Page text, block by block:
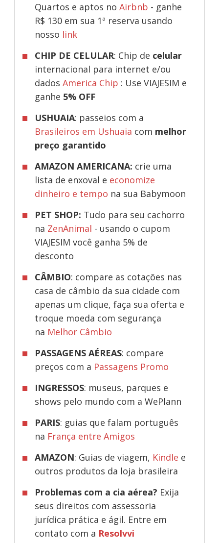
Quartos e aptos noAirbnb - ganhe
R$ 130 em sua 1ª reserva usando
nosso link
CHIP DE CELULAR: Chip de celular
internacional para internet e/ou
dadosAmerica Chip : Use VIAJESIM e
ganhe 5% OFF
USHUAIA: passeios com a
Brasileiros em Ushuaia com melhor
preço garantido
AMAZON AMERICANA: crie uma
lista de enxoval e economize
dinheiro e tempo na sua Babymoon
PET SHOP: Tudo para seu cachorro
na ZenAnimal - usando o cupom
VIAJESIM você ganha 5% de
desconto
CÂMBIO: compare as cotações nas
casa de câmbio da sua cidade com
apenas um clique, faça sua oferta e
troque moeda com segurança
na Melhor Câmbio
PASSAGENS AÉREAS: compare
preços com a Passagens Promo
INGRESSOS: museus, parques e
shows pelo mundo com a WePlann
PARIS: guias que falam português
na França entre Amigos
AMAZON: Guias de viagem, Kindle e
outros produtos da loja brasileira
Problemas com a cia aérea? Exija
seus direitos com assessoria
jurídica prática e ágil. Entre em
contato com a Resolvvi